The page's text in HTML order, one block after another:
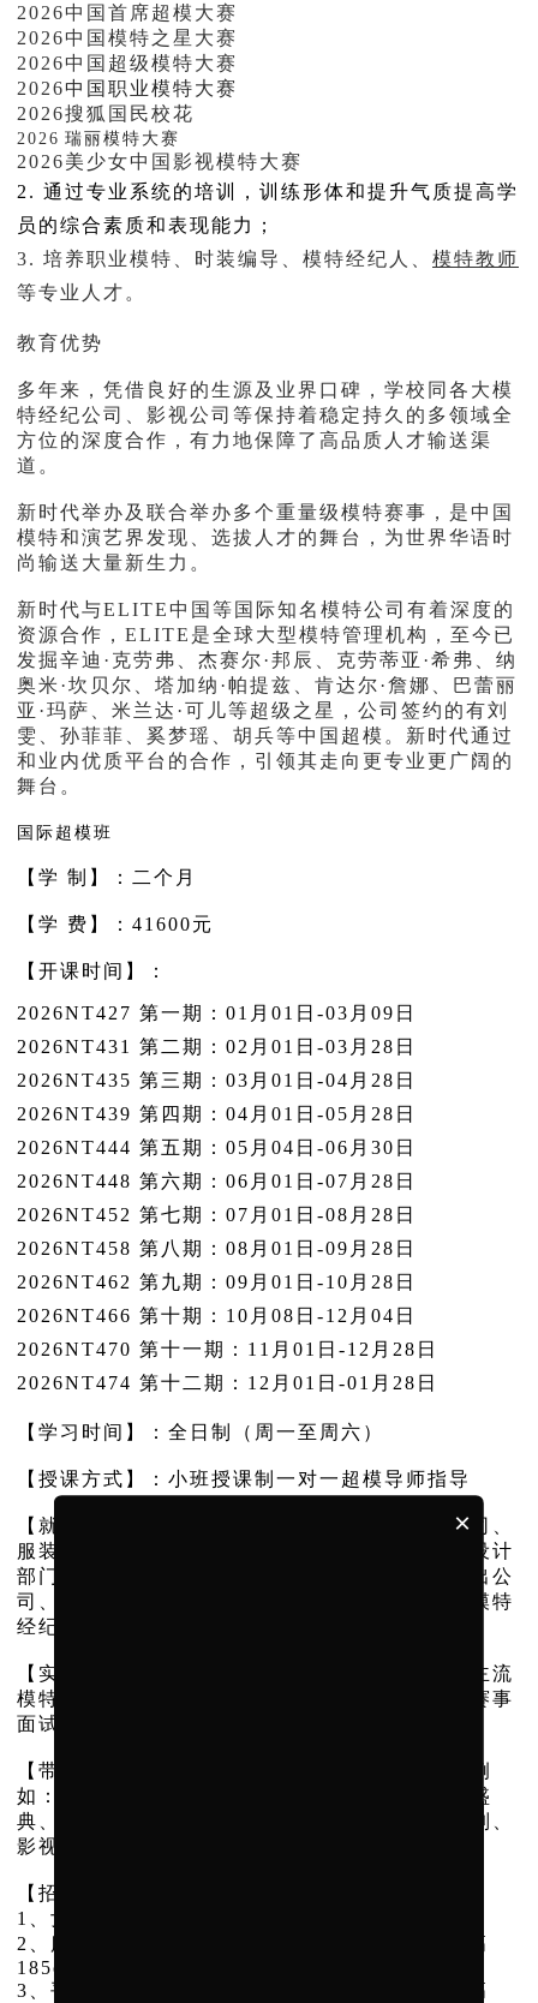
2026中国首席超模大赛
2026中国模特之星大赛
2026中国超级模特大赛
2026中国职业模特大赛
2026搜狐国民校花
2026 瑞丽模特大赛
2026美少女中国影视模特大赛
2. 通过专业系统的培训，训练形体和提升气质提高学
员的综合素质和表现能力；
3. 培养职业模特、时装编导、模特经纪人、 模特教师
等专业人才。
教育优势
多年来，凭借良好的生源及业界口碑，学校同各大模
特经纪公司、影视公司等保持着稳定持久的多领域全
方位的深度合作，有力地保障了高品质人才输送渠
道。
新时代举办及联合举办多个重量级模特赛事，是中国
模特和演艺界发现、选拔人才的舞台，为世界华语时
尚输送大量新生力。
新时代与ELITE中国等国际知名模特公司有着深度的
资源合作，ELITE是全球大型模特管理机构，至今已
发掘辛迪·克劳弗、杰赛尔·邦辰、克劳蒂亚·希弗、纳
奥米·坎贝尔、塔加纳·帕提兹、肯达尔·詹娜、巴蕾丽
亚·玛萨、米兰达·可儿等超级之星，公司签约的有刘
雯、孙菲菲、奚梦瑶、胡兵等中国超模。新时代通过
和业内优质平台的合作，引领其走向更专业更广阔的
舞台。
国际超模班
【学 制】：二个月
【学 费】：41600元
【开课时间】：
2026NT427 第一期：01月01日-03月09日
2026NT431 第二期：02月01日-03月28日
2026NT435 第三期：03月01日-04月28日
2026NT439 第四期：04月01日-05月28日
2026NT444 第五期：05月04日-06月30日
2026NT448 第六期：06月01日-07月28日
2026NT452 第七期：07月01日-08月28日
2026NT458 第八期：08月01日-09月28日
2026NT462 第九期：09月01日-10月28日
2026NT466 第十期：10月08日-12月04日
2026NT470 第十一期：11月01日-12月28日
2026NT474 第十二期：12月01日-01月28日
【学习时间】：全日制（周一至周六）
【授课方式】：小班授课制一对一超模导师指导
【就业方向】：毕业后推荐签约各大模特经纪公司、
服装表演专业团体、服装公司、服装企业、专业设计
部门、传媒、影视公司、杂志社、摄影机构、演出公
司、时尚编导、高级时装表演、广告拍摄，从事模特
经纪、模特教学或管理等时尚行业相关的工作。
【实践教学】：推荐时装周观摩、学习、面试，主流
模特经纪公司面试，品牌大秀面试，国内外权威赛事
面试、选拔等等，参与时尚摄影师作品拍摄。
【带薪实习】：学校为学员推荐相关经纪事宜，例
如：车展、淘宝拍摄、杂志拍摄、时装秀、颁奖盛
典、电影节、明星真人秀节目录制、综艺节目录制、
影视剧拍摄，各类晚会等。
【招收条件】
1、女生年龄25岁以下，男生年龄26岁以下；
2、服装模特：女生身高172cm-186cm，男生身高
185cm-198cm;
3、平面模特：女生身高165cm-171cm，男生身高
×